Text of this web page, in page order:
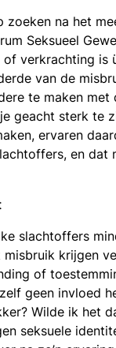
na het
Seksueel
of verkrachting
van de
te maken met
geacht sterk te
ervaren
en
slachtoffers
misbruik krijgen
of
geen invloed
Wilde ik het
seksuele